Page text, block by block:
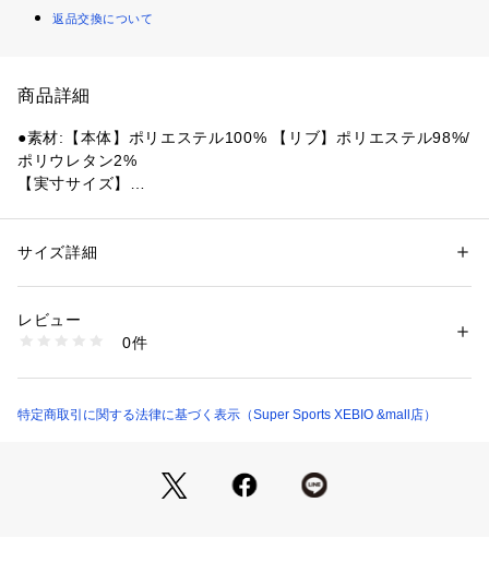
返品交換について
商品詳細
●素材:【本体】ポリエステル100% 【リブ】ポリエステル98%/
ポリウレタン2%
【実寸サイズ】
●Mサイズ詳細:【ウエスト】72cm 【ヒップ】104cm 【股上】
33cm 【股下】70cm 【すそ幅】15cm 【わたり幅】33cm
●LLサイズ詳細:【ウエスト】82cm 【ヒップ】116cm 【股
め、多少の誤差が生じる場合がございます。
※一部商品において弊社カラー表記がメーカーカラー表記と異
性別：レディース
ー・フットサルウェア
1540000429733
サイズ詳細
レビュー
0件
特定商取引に関する法律に基づく表示（Super Sports XEBIO &mall店）